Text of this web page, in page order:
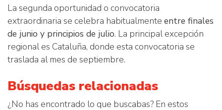
La segunda oportunidad o convocatoria
extraordinaria se celebra habitualmente entre finales
de junio y principios de julio. La principal excepción
regional es Cataluña, donde esta convocatoria se
traslada al mes de septiembre.
Búsquedas relacionadas
¿No has encontrado lo que buscabas? En estos